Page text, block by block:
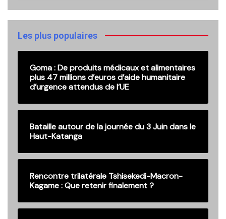
anciennes
publications
Les plus populaires
Goma : De produits médicaux et alimentaires
plus 47 millions d’euros d’aide humanitaire
d’urgence attendus de l’UE
Bataille autour de la journée du 3 Juin dans le
Haut-Katanga
Rencontre trilatérale Tshisekedi-Macron-
Kagame : Que retenir finalement ?